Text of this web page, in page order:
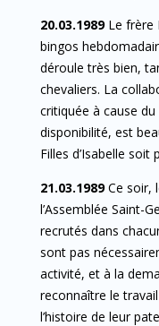
20.03.1989Le frère
bingos
déroule très bien,
chevaliers. La
critiquée à cause
disponibilité, est
Filles d’Isabelle soit
21.03.1989Ce soir,
l’Assemblée Saint-
recrutés dans
sont pas
activité, et à la
reconnaître le
l’histoire de leur